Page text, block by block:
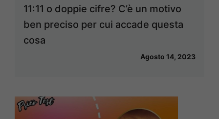
11:11 o doppie cifre? C’è un motivo
ben preciso per cui accade questa
cosa
Agosto 14, 2023